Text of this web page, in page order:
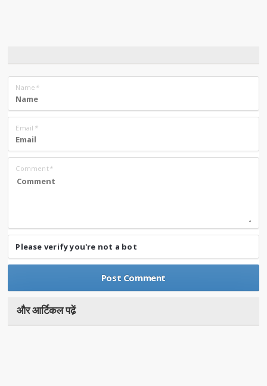
Name *
Email *
Comment*
Please verify you're not a bot
और आर्टिकल पढे़ं